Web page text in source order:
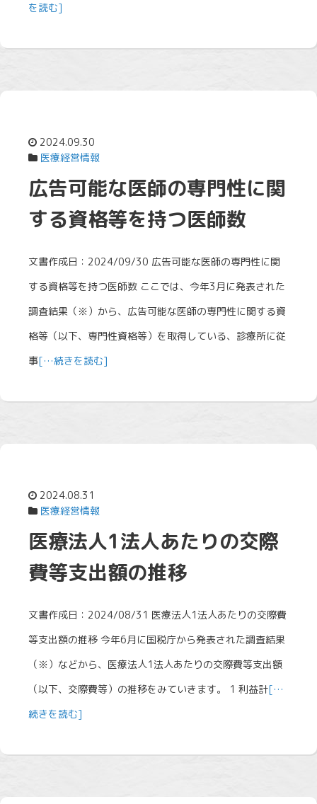
を読む]
2024.09.30
医療経営情報
広告可能な医師の専門性に関
する資格等を持つ医師数
文書作成日：2024/09/30 広告可能な医師の専門性に関
する資格等を持つ医師数 ここでは、今年3月に発表された
調査結果（※）から、広告可能な医師の専門性に関する資
格等（以下、専門性資格等）を取得している、診療所に従
事[…続きを読む]
2024.08.31
医療経営情報
医療法人1法人あたりの交際
費等支出額の推移
文書作成日：2024/08/31 医療法人1法人あたりの交際費
等支出額の推移 今年6月に国税庁から発表された調査結果
（※）などから、医療法人1法人あたりの交際費等支出額
（以下、交際費等）の推移をみていきます。 1 利益計[…
続きを読む]